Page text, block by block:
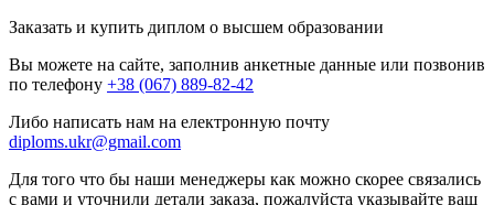
Заказать и купить диплом о высшем образовании
Вы можете на сайте, заполнив анкетные данные или позвонив
по телефону +38 (067) 889-82-42
Либо написать нам на електронную почту
diploms.ukr@gmail.com
Для того что бы наши менеджеры как можно скорее связались
с вами и уточнили детали заказа, пожалуйста указывайте ваш